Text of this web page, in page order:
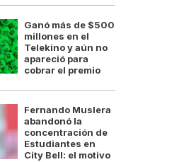
Ganó más de $500
millones en el
Telekino y aún no
apareció para
cobrar el premio
Fernando Muslera
abandonó la
concentración de
Estudiantes en
City Bell: el motivo